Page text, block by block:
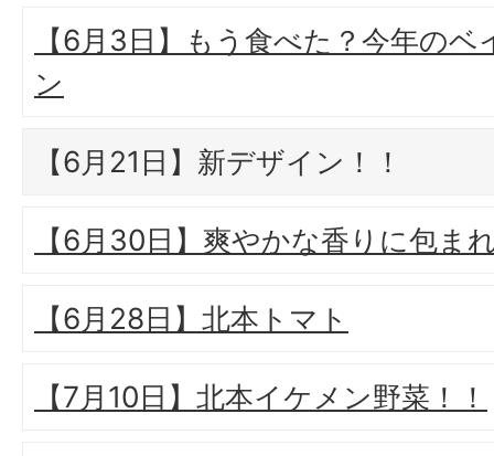
【6月3日】もう食べた？今年の
ン
【6月21日】新デザイン！！
【6月30日】爽やかな香りに包ま
【6月28日】北本トマト
【7月10日】北本イケメン野菜！！